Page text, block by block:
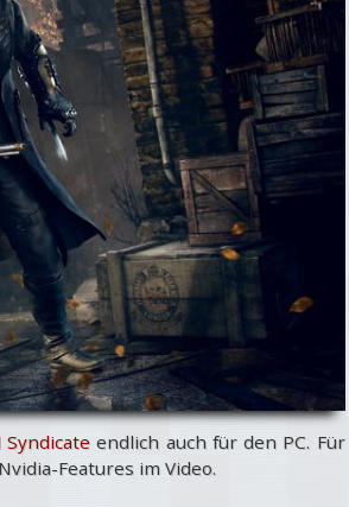
Syndicate endlich auch für den PC. Für
Features im Video.